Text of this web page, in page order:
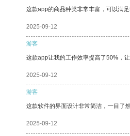
这款app的商品种类非常丰富，可以满足
2025-09-12
游客
这款app让我的工作效率提高了50%，
2025-09-12
游客
这款软件的界面设计非常简洁，一目了然
2025-09-12